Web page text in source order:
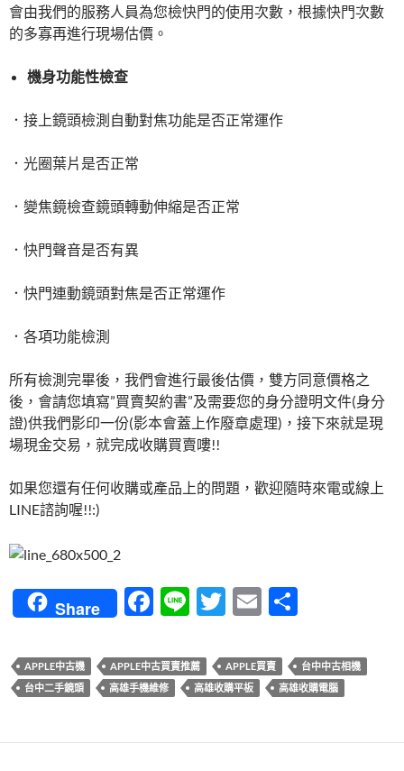
會由我們的服務人員為您檢快門的使用次數，根據快門次數
的多寡再進行現場估價。
機身功能性檢查
．接上鏡頭檢測自動對焦功能是否正常運作
．光圈葉片是否正常
．變焦鏡檢查鏡頭轉動伸縮是否正常
．快門聲音是否有異
．快門連動鏡頭對焦是否正常運作
．各項功能檢測
所有檢測完畢後，我們會進行最後估價，雙方同意價格之
後，會請您填寫”買賣契約書”及需要您的身分證明文件(身分
證)供我們影印一份(影本會蓋上作廢章處理)，接下來就是現
場現金交易，就完成收購買賣嘍!!
如果您還有任何收購或產品上的問題，歡迎隨時來電或線上
LINE諮詢喔!!:)
Share
F
e
b
o
Li
e
T
itt
er
E
ail
APPLE中古機 APPLE中古買賣推薦 APPLE買賣
台中中古相機
台中二手鏡頭
高雄手機維修 高雄收購平板 高雄收購電腦